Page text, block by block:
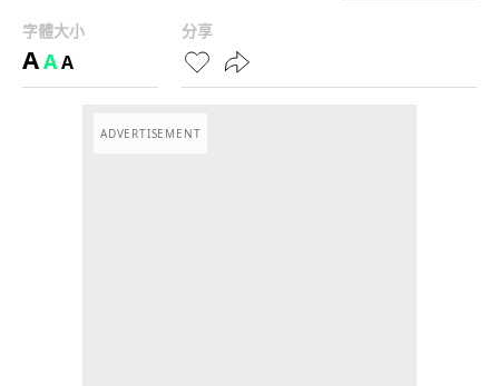
字體大小
AAA
分享
ADVERTISEMENT